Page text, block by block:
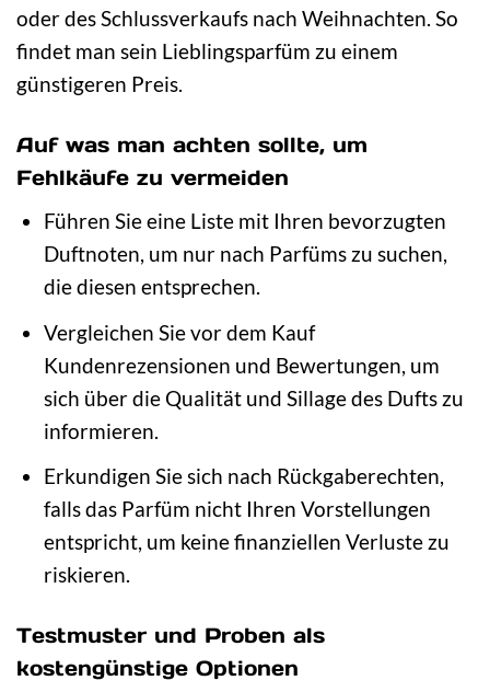
oder des Schlussverkaufs nach Weihnachten. So
findet man sein Lieblingsparfüm zu einem
günstigeren Preis.
Auf was man achten sollte, um
Fehlkäufe zu vermeiden
Führen Sie eine Liste mit Ihren bevorzugten
Duftnoten, um nur nach Parfüms zu suchen,
die diesen entsprechen.
Vergleichen Sie vor dem Kauf
Kundenrezensionen und Bewertungen, um
sich über die Qualität und Sillage des Dufts zu
informieren.
Erkundigen Sie sich nach Rückgaberechten,
falls das Parfüm nicht Ihren Vorstellungen
entspricht, um keine finanziellen Verluste zu
riskieren.
Testmuster und Proben als
kostengünstige Optionen